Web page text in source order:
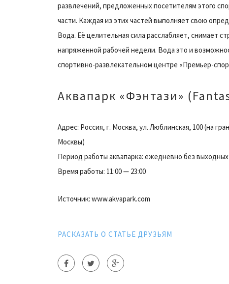
развлечений, предложенных посетителям этого
части. Каждая из этих частей выполняет свою
Вода. Её целительная сила расслабляет, снимает
напряженной рабочей недели. Вода это и
спортивно-развлекательном центре «Премьер-
Аквапарк «Фэнтази»
Адрес: Россия, г. Москва, ул. Люблинская, 100 (на
Москвы)
Период работы аквапарка: ежедневно без выходных
Время работы: 11:00 — 23:00
Источник: www.akvapark.com
РАСКАЗАТЬ О СТАТЬЕ ДРУЗЬЯМ